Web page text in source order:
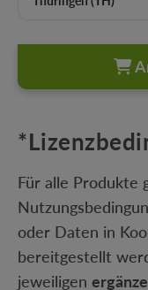
Für alle Produkte
oder Daten in
bereitgestellt
jeweiligen